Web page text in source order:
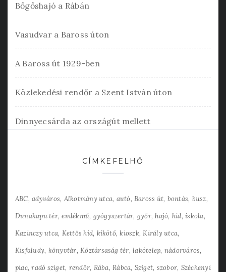
Bőgőshajó a Rábán
Vasudvar a Baross úton
A Baross út 1929-ben
Közlekedési rendőr a Szent István úton
Dinnyecsárda az országút mellett
CÍMKEFELHŐ
ABC adyváros Alkotmány utca autó Baross út bontás busz
Dunakapu tér emlékmű gyógyszertár győr hajó híd iskola
Kazinczy utca Kettős híd kikötő kioszk Király utca
Kisfaludy könyvtár Köztársaság tér lakótelep nádorváros
piac radó sziget rendőr Rába Rábca Sziget szobor Széchenyi